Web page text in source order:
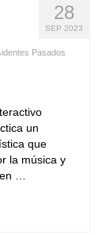
28
SEP 2023
Pasados
un
que
la música y
…